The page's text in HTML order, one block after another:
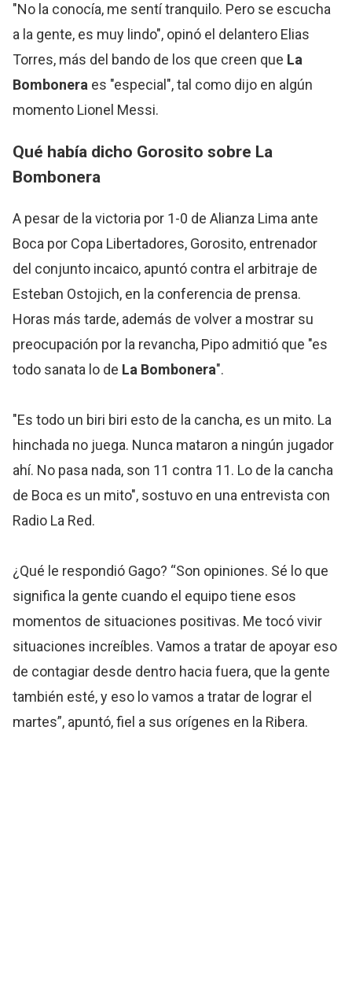
"No la conocía, me sentí tranquilo. Pero se escucha
a la gente, es muy lindo", opinó el delantero Elias
Torres, más del bando de los que creen que La
Bombonera es "especial", tal como dijo en algún
momento Lionel Messi.
Qué había dicho Gorosito sobre La
Bombonera
A pesar de la victoria por 1-0 de Alianza Lima ante
Boca por Copa Libertadores, Gorosito, entrenador
del conjunto incaico, apuntó contra el arbitraje de
Esteban Ostojich, en la conferencia de prensa.
Horas más tarde, además de volver a mostrar su
preocupación por la revancha, Pipo admitió que "es
todo sanata lo de La Bombonera".
"Es todo un biri biri esto de la cancha, es un mito. La
hinchada no juega. Nunca mataron a ningún jugador
ahí. No pasa nada, son 11 contra 11. Lo de la cancha
de Boca es un mito", sostuvo en una entrevista con
Radio La Red.
¿Qué le respondió Gago? “Son opiniones. Sé lo que
significa la gente cuando el equipo tiene esos
momentos de situaciones positivas. Me tocó vivir
situaciones increíbles. Vamos a tratar de apoyar eso
de contagiar desde dentro hacia fuera, que la gente
también esté, y eso lo vamos a tratar de lograr el
martes”, apuntó, fiel a sus orígenes en la Ribera.